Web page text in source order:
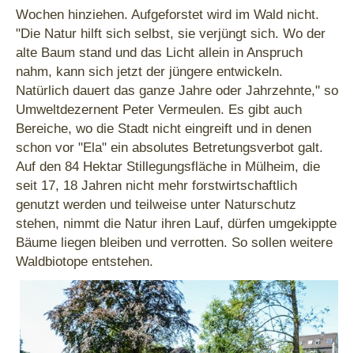
Wochen hinziehen. Aufgeforstet wird im Wald nicht.
"Die Natur hilft sich selbst, sie verjüngt sich. Wo der
alte Baum stand und das Licht allein in Anspruch
nahm, kann sich jetzt der jüngere entwickeln.
Natürlich dauert das ganze Jahre oder Jahrzehnte," so
Umweltdezernent Peter Vermeulen. Es gibt auch
Bereiche, wo die Stadt nicht eingreift und in denen
schon vor "Ela" ein absolutes Betretungsverbot galt.
Auf den 84 Hektar Stillegungsfläche in Mülheim, die
seit 17, 18 Jahren nicht mehr forstwirtschaftlich
genutzt werden und teilweise unter Naturschutz
stehen, nimmt die Natur ihren Lauf, dürfen umgekippte
Bäume liegen bleiben und verrotten. So sollen weitere
Waldbiotope entstehen.